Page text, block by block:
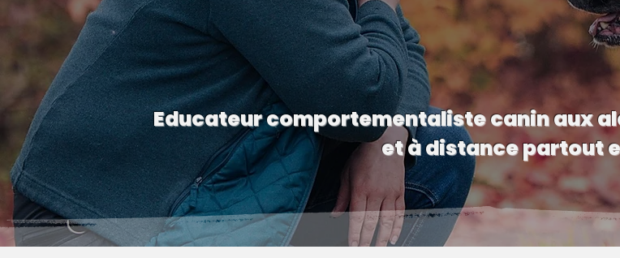
Educateur comportementaliste canin aux
et à distance partout